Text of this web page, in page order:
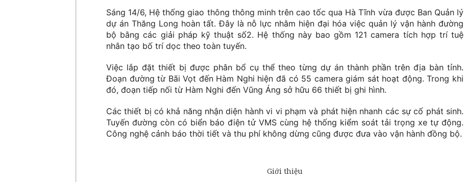
Sáng 14/6, Hệ thống giao thông thông minh trên cao tốc qua Hà Tĩnh vừa được Ban Quản lý
dự án Thăng Long hoàn tất. Đây là nỗ lực nhằm hiện đại hóa việc quản lý vận hành đường
bộ bằng các giải pháp kỹ thuật số2. Hệ thống này bao gồm 121 camera tích hợp trí tuệ
nhân tạo bố trí dọc theo toàn tuyến.
Việc lắp đặt thiết bị được phân bổ cụ thể theo từng dự án thành phần trên địa bàn tỉnh.
Đoạn đường từ Bãi Vọt đến Hàm Nghi hiện đã có 55 camera giám sát hoạt động. Trong khi
đó, đoạn tiếp nối từ Hàm Nghi đến Vũng Áng sở hữu 66 thiết bị ghi hình.
Các thiết bị có khả năng nhận diện hành vi vi phạm và phát hiện nhanh các sự cố phát sinh.
Tuyến đường còn có biển báo điện tử VMS cùng hệ thống kiểm soát tải trọng xe tự động.
Công nghệ cảnh báo thời tiết và thu phí không dừng cũng được đưa vào vận hành đồng bộ.